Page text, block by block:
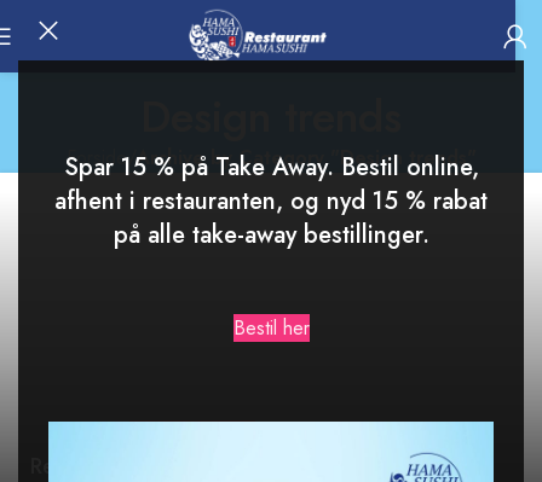
Spar 15 % på Take Away. Bestil online,
afhent i restauranten, og nyd 15 % rabat
på alle take-away bestillinger.
Bestil her
Forside/Archive by Category "Design trends"